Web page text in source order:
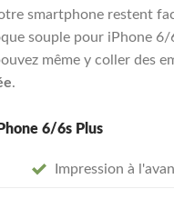
smartphone restent
souple pour iPhone
même y coller des
.
6/6s Plus
Impression à